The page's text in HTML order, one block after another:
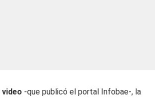
-que publicó el portal Infobae-, la